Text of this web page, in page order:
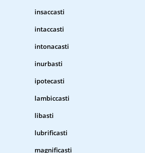
insaccasti
intaccasti
intonacasti
inurbasti
ipotecasti
lambiccasti
libasti
lubrificasti
magnificasti